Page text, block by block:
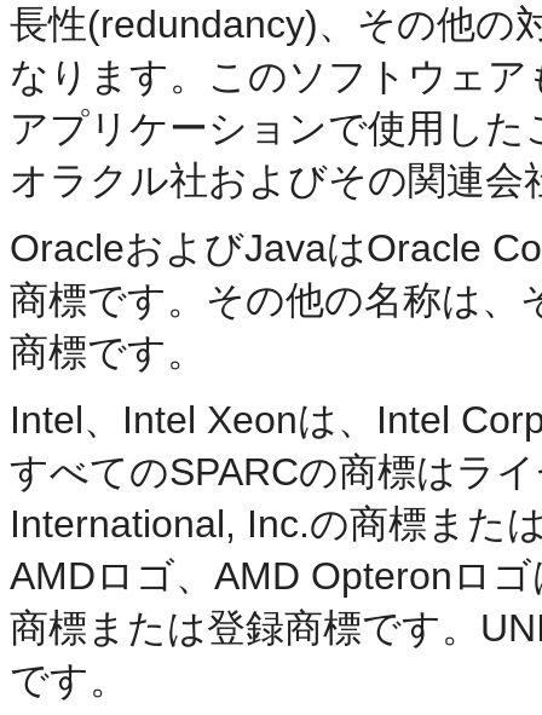
長性(redundancy)、その他の
なります。このソフトウェ
アプリケーションで使用し
オラクル社およびその関連
OracleおよびJavaはOracle
商標です。その他の名称は、
商標です。
Intel、Intel Xeonは、Intel
すべてのSPARCの商標はラ
International, Inc.の商標また
AMDロゴ、AMD Opteronロ
商標または登録商標です。
です。